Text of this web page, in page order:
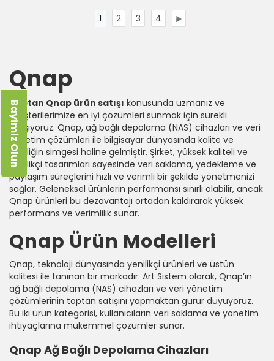
1 2 3 4
Qnap
Toptan Qnap ürün satışı konusunda uzmanız ve
müşterilerimize en iyi çözümleri sunmak için sürekli
çalışıyoruz. Qnap, ağ bağlı depolama (NAS) cihazları ve veri
yönetim çözümleri ile bilgisayar dünyasında kalite ve
yeniliğin simgesi haline gelmiştir. Şirket, yüksek kaliteli ve
yenilikçi tasarımları sayesinde veri saklama, yedekleme ve
paylaşım süreçlerini hızlı ve verimli bir şekilde yönetmenizi
sağlar. Geleneksel ürünlerin performansı sınırlı olabilir, ancak
Qnap ürünleri bu dezavantajı ortadan kaldırarak yüksek
performans ve verimlilik sunar.
Qnap Ürün Modelleri
Qnap, teknoloji dünyasında yenilikçi ürünleri ve üstün
kalitesi ile tanınan bir markadır. Art Sistem olarak, Qnap’ın
ağ bağlı depolama (NAS) cihazları ve veri yönetim
çözümlerinin toptan satışını yapmaktan gurur duyuyoruz.
Bu iki ürün kategorisi, kullanıcıların veri saklama ve yönetim
ihtiyaçlarına mükemmel çözümler sunar.
Qnap Ağ Bağlı Depolama Cihazları
Bayimiz Olun